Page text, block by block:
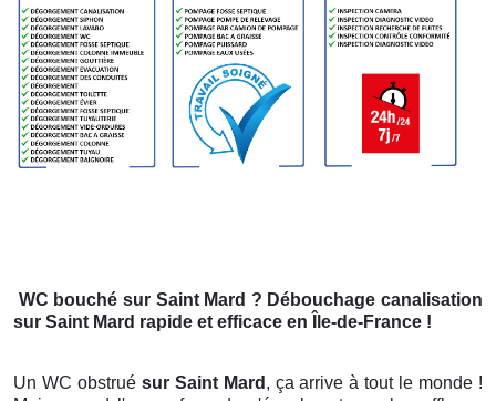
WC bouché sur Saint Mard ? Débouchage canalisation
sur Saint Mard rapide et efficace en Île-de-France !
Un WC obstrué sur Saint Mard , ça arrive à tout le monde !